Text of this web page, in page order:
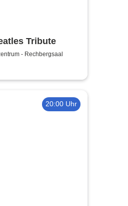
Tribute
- Rechbergsaal
20:00 Uhr